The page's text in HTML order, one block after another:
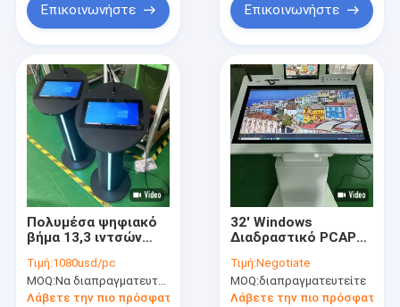
Επικοινωνήστε Επικοινωνήστε
Πολυμέσα ψηφιακό
βήμα 13,3 ιντσών
ηχεία ενισχυτής
ηχεία και ασύρματο
μικρόφωνο για
Τιμή:1080usd/pc
MOQ:Να διαπραγματευτούμε.
Λάβετε την πιο πρόσφατη τιμή
32' Windows
Διαδραστικό PCAP
Lectern έξυπνη
διπλή οθόνη AIO
βήμα συνεδριάσεων
Τιμή:Negotiate
MOQ:διαπραγματευτείτε
Λάβετε την πιο πρόσφατη